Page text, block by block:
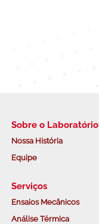
Sobre o Laboratório
Nossa História
Equipe
Serviços
Ensaios Mecânicos
Análise Térmica